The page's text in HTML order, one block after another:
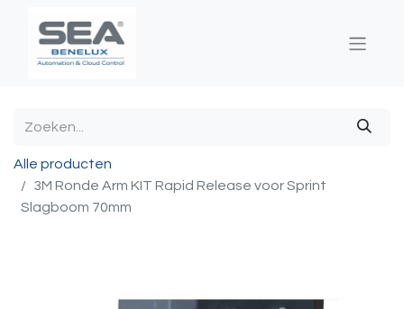
Alle producten
3M Ronde Arm KIT Rapid Release voor Sprint
Slagboom 70mm